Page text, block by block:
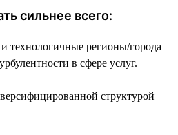
сильнее всего:
технологичные регионы/города
в сфере услуг.
структурой